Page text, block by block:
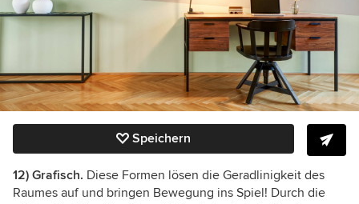
Speichern
12) Grafisch. Diese Formen lösen die Geradlinigkeit des
Raumes auf und bringen Bewegung ins Spiel! Durch die